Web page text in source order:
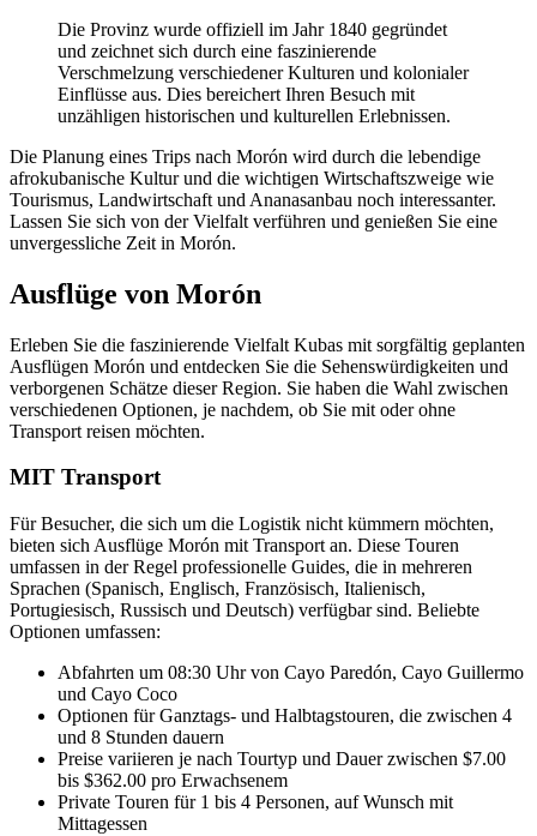
Die Provinz wurde offiziell im Jahr 1840 gegründet
und zeichnet sich durch eine faszinierende
Verschmelzung verschiedener Kulturen und kolonialer
Einflüsse aus. Dies bereichert Ihren Besuch mit
unzähligen historischen und kulturellen Erlebnissen.
Die Planung eines Trips nach Morón wird durch die lebendige
afrokubanische Kultur und die wichtigen Wirtschaftszweige wie
Tourismus, Landwirtschaft und Ananasanbau noch interessanter.
Lassen Sie sich von der Vielfalt verführen und genießen Sie eine
unvergessliche Zeit in Morón.
Ausflüge von Morón
Erleben Sie die faszinierende Vielfalt Kubas mit sorgfältig geplanten
Ausflügen Morón und entdecken Sie die Sehenswürdigkeiten und
verborgenen Schätze dieser Region. Sie haben die Wahl zwischen
verschiedenen Optionen, je nachdem, ob Sie mit oder ohne
Transport reisen möchten.
MIT Transport
Für Besucher, die sich um die Logistik nicht kümmern möchten,
bieten sich Ausflüge Morón mit Transport an. Diese Touren
umfassen in der Regel professionelle Guides, die in mehreren
Sprachen (Spanisch, Englisch, Französisch, Italienisch,
Portugiesisch, Russisch und Deutsch) verfügbar sind. Beliebte
Optionen umfassen:
Abfahrten um 08:30 Uhr von Cayo Paredón, Cayo Guillermo
und Cayo Coco
Optionen für Ganztags- und Halbtagstouren, die zwischen 4
und 8 Stunden dauern
Preise variieren je nach Tourtyp und Dauer zwischen $7.00
bis $362.00 pro Erwachsenem
Private Touren für 1 bis 4 Personen, auf Wunsch mit
Mittagessen